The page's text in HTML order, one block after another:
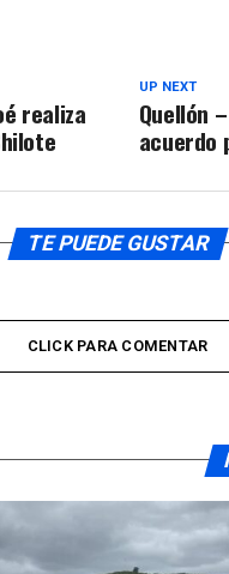
UP NEXT
Quellón
acuerdo
realiza
TE PUEDE GUSTAR
CLICK PARA COMENTAR